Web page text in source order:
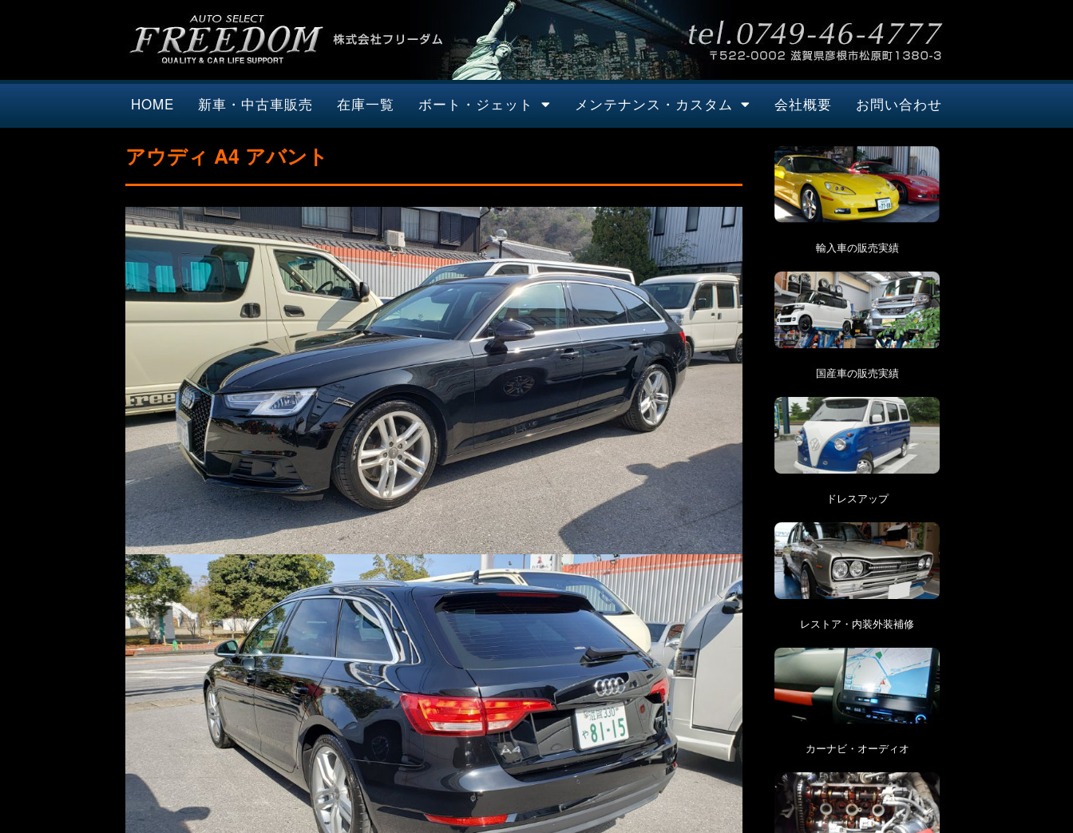
HOME 新車・中古車販売 在庫一覧 ボート・ジェット メンテナンス・カスタム 会社概要 お問い合わせ
アウディ A4 アバント
輸入車の販売実績
国産車の販売実績
ドレスアップ
レストア・内装外装補修
カーナビ・オーディオ